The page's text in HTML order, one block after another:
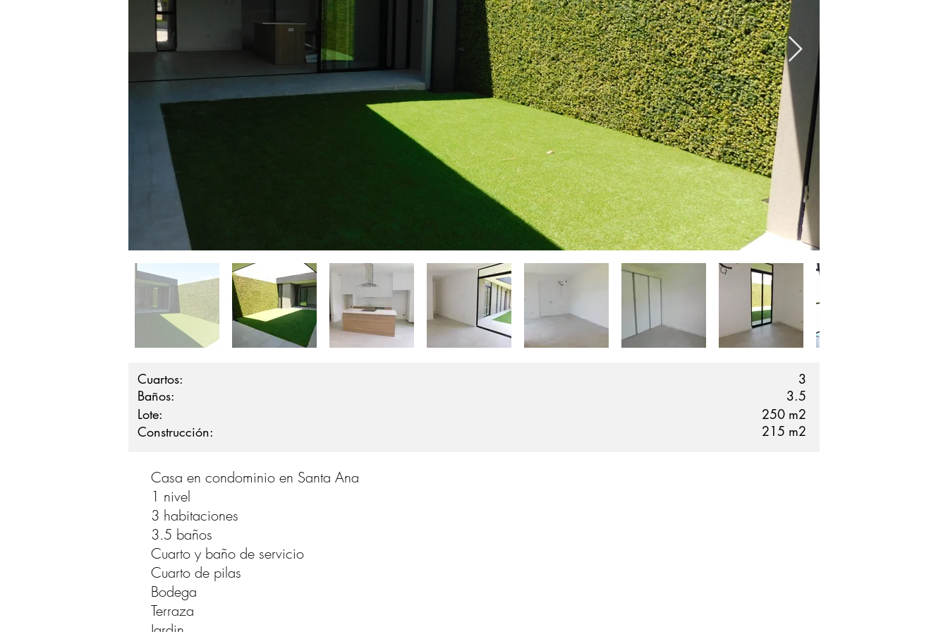
Cuartos:
Baños:
Lote:
Construcción:
3
3.5
250
215
m2
m2
Casa en condominio en Santa Ana
1 nivel
3 habitaciones
3.5 baños
Cuarto y baño de servicio
Cuarto de pilas
Bodega
Terraza